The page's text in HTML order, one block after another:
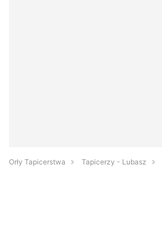
Orły Tapicerstwa Tapicerzy - Lubasz